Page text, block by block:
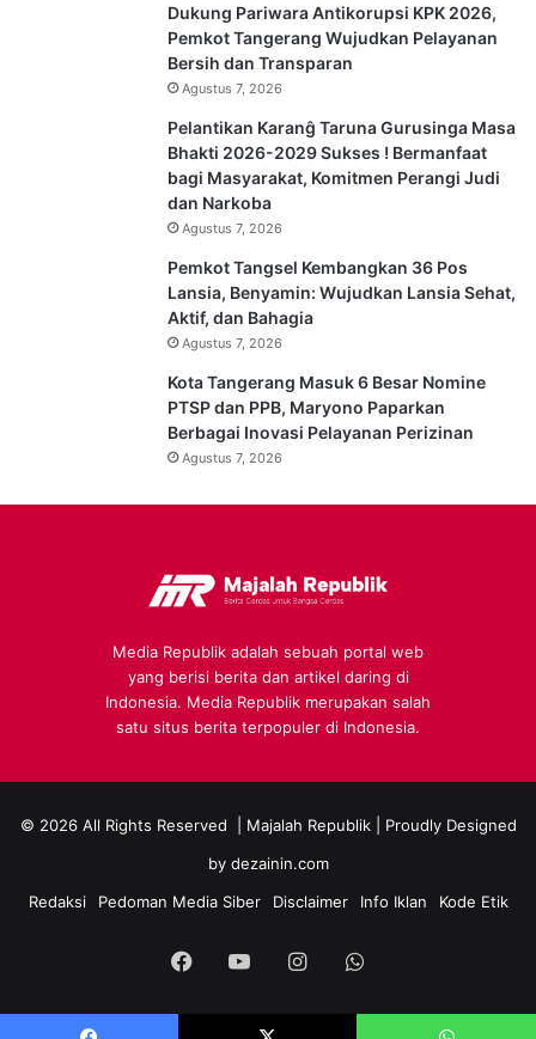
Dukung Pariwara Antikorupsi KPK 2026,
Pemkot Tangerang Wujudkan Pelayanan
Bersih dan Transparan
Agustus 7, 2026
Pelantikan Karanĝ Taruna Gurusinga Masa
Bhakti 2026-2029 Sukses ! Bermanfaat
bagi Masyarakat, Komitmen Perangi Judi
dan Narkoba
Agustus 7, 2026
Pemkot Tangsel Kembangkan 36 Pos
Lansia, Benyamin: Wujudkan Lansia Sehat,
Aktif, dan Bahagia
Agustus 7, 2026
Kota Tangerang Masuk 6 Besar Nomine
PTSP dan PPB, Maryono Paparkan
Berbagai Inovasi Pelayanan Perizinan
Agustus 7, 2026
Media Republik adalah sebuah portal web
yang berisi berita dan artikel daring di
Indonesia. Media Republik merupakan salah
satu situs berita terpopuler di Indonesia.
© 2026 All Rights Reserved | Majalah Republik| Proudly Designed
by dezainin.com
Redaksi
Pedoman Media Siber Disclaimer Info Iklan Kode Etik
Facebook
YouTubeInstagramWhatsApp